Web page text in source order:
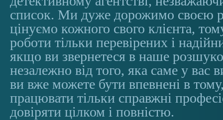
список. Ми дуже дорожимо своєю
цінуємо кожного свого клієнта,
роботи тільки перевірених і
якщо ви звернетеся в наше
незалежно від того, яка саме у вас
ви вже можете бути впевнені в
працювати тільки справжні
довіряти цілком і повністю.